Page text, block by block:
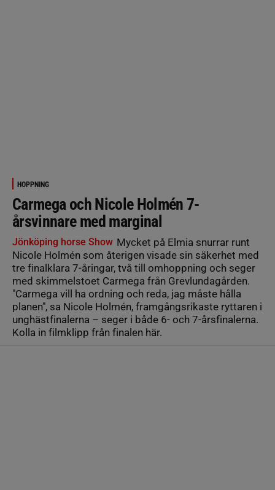
HOPPNING
Carmega och Nicole Holmén 7-
årsvinnare med marginal
Jönköping horse Show Mycket på Elmia snurrar runt
Nicole Holmén som återigen visade sin säkerhet med
tre finalklara 7-åringar, två till omhoppning och seger
med skimmelstoet Carmega från Grevlundagården.
"Carmega vill ha ordning och reda, jag måste hålla
planen", sa Nicole Holmén, framgångsrikaste ryttaren i
unghästfinalerna – seger i både 6- och 7-årsfinalerna.
Kolla in filmklipp från finalen här.